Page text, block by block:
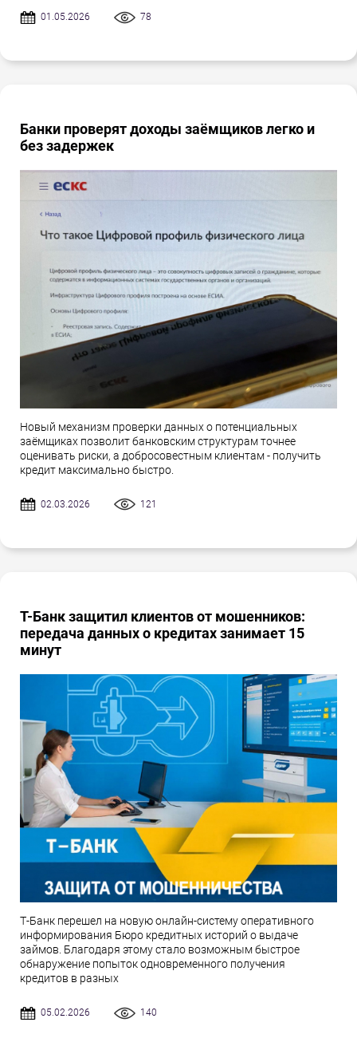
01.05.2026 78
Банки проверят доходы заёмщиков легко и
без задержек
Новый механизм проверки данных о потенциальных
заёмщиках позволит банковским структурам точнее
оценивать риски, а добросовестным клиентам - получить
кредит максимально быстро.
02.03.2026 121
Т-Банк защитил клиентов от мошенников:
передача данных о кредитах занимает 15
минут
Т-Банк перешел на новую онлайн-систему оперативного
информирования Бюро кредитных историй о выдаче
займов. Благодаря этому стало возможным быстрое
обнаружение попыток одновременного получения
кредитов в разных
05.02.2026 140